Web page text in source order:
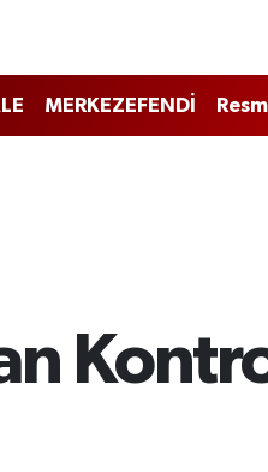
MERKEZEFENDİ